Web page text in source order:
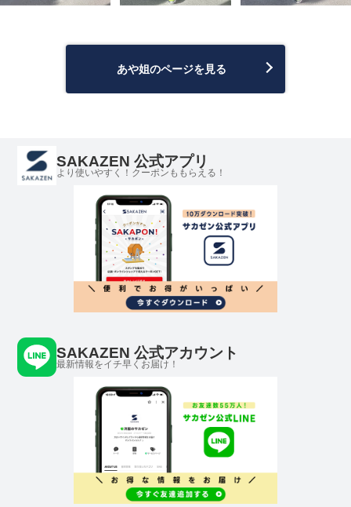
あや姐のページを見る
SAKAZEN 公式アプリ
より使いやすく！クーポンももらえる！
SAKAZEN 公式アカウント
最新情報をイチ早くお届け！